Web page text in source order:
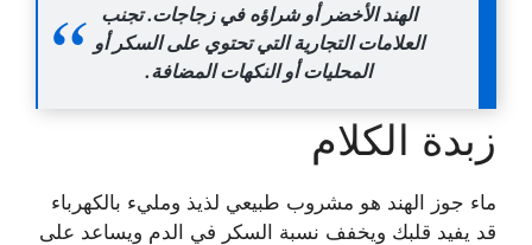
الهند الأخضر أو ​​شراؤه في زجاجات. تجنب
العلامات التجارية التي تحتوي على السكر أو
المحليات أو النكهات المضافة.
زبدة الكلام
ماء جوز الهند هو مشروب طبيعي لذيذ ومليء بالكهرباء
قد يفيد قلبك ويخفف نسبة السكر في الدم ويساعد على